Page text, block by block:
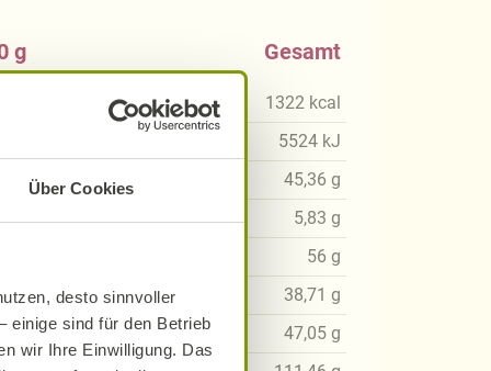
Über Cookies
desto sinnvoller
einige sind für den Betrieb
wir Ihre Einwilligung. Das
g
g
g
g
Gesamt
1322 kcal
5524 kJ
45,36 g
5,83 g
56 g
38,71 g
47,05 g